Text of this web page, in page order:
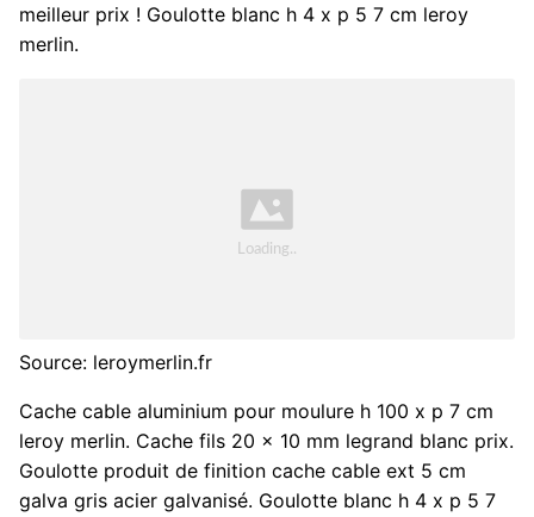
meilleur prix ! Goulotte blanc h 4 x p 5 7 cm leroy
merlin.
Source: leroymerlin.fr
Cache cable aluminium pour moulure h 100 x p 7 cm
leroy merlin. Cache fils 20 x 10 mm legrand blanc prix.
Goulotte produit de finition cache cable ext 5 cm
galva gris acier galvanisé. Goulotte blanc h 4 x p 5 7